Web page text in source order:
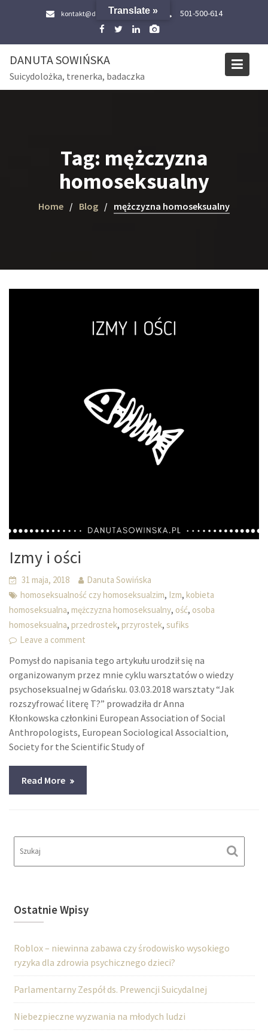
kontakt@danutasowinska.pl 501-500-614
DANUTA SOWIŃSKA
Suicydolożka, trenerka, badaczka
Tag: mężczyzna
homoseksualny
Home Blog mężczyzna homoseksualny
Izmy i ości
31 maja, 2018
Danuta Sowińska
homoseksualność czy homoseksualzim, Izm,kobieta
homoseksualna,mężczyzna homoseksualny, ość, osoba
homoseksualna,przedrostek,przyrostek,sufiks
Leave a comment
Pomysł do napisania tego artykułu urodził się na
organizowanym przez mnie cyklu warsztatów o wiedzy
psychoseksualnej w Gdańsku. 03.03.2018 warsztaty “Jak
rozszyfrować literę T?” prowadziła dr Anna
Kłonkowska członkini European Association of Social
Anthropologists, European Sociological Associaltion,
Society for the Scientific Study of
Read More
Ostatnie Wpisy
Roblox – niewinna zabawa czy środowisko wysokiego
ryzyka dla zdrowia psychicznego dzieci?
Parlamentarny Zespół ds. Prewencji Suicydalnej
Niebezpieczne wyzwania na młodych ludzi
Translate »